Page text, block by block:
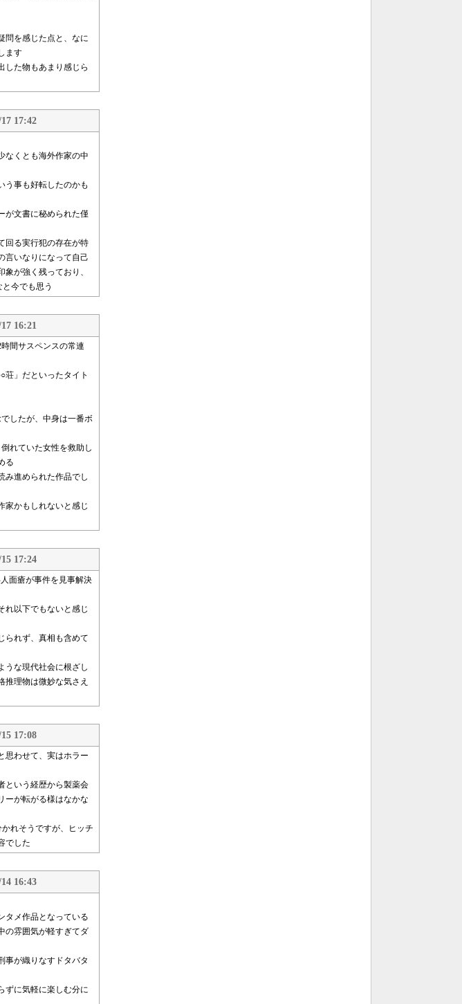
問を感じた点と、なに
ます
した物もあまり感じら
17:42
なくとも海外作家の中
う事も好転したのかも
が文書に秘められた僅
回る実行犯の存在が特
言いなりになって自己
が強く残っており、
今でも思う
16:21
間サスペンスの常連
荘」だといったタイト
したが、中身は一番ボ
れていた女性を救助し
る
み進められた作品でし
家かもしれないと感じ
17:24
面瘡が事件を見事解決
れ以下でもないと感じ
られず、真相も含めて
うな現代社会に根ざし
理物は微妙な気さえ
17:08
思わせて、実はホラー
という経歴から製薬会
ーが転がる様はなかな
れそうですが、ヒッチ
でした
16:43
タメ作品となっている
の雰囲気が軽すぎてダ
事が織りなすドタバタ
ずに気軽に楽しむ分に